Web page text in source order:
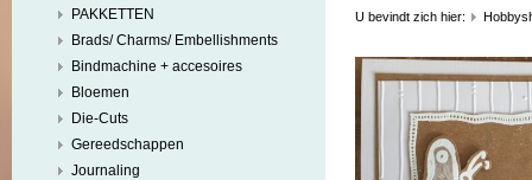
PAKKETTEN
Brads/ Charms/ Embellishments
Bindmachine + accesoires
Bloemen
Die-Cuts
Gereedschappen
Journaling
U bevindt zich hier: